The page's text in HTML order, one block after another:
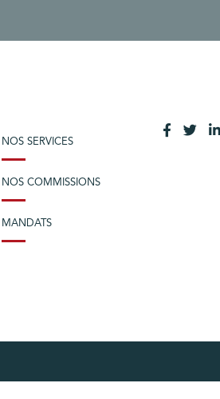
NOS SERVICES
NOS COMMISSIONS
MANDATS